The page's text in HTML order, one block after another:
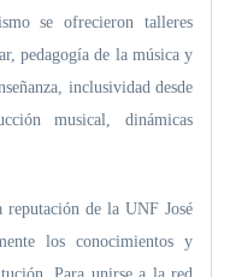
se ofrecieron talleres
pedagogía de la música y
inclusividad desde
musical, dinámicas
reputación de la UNF José
los conocimientos y